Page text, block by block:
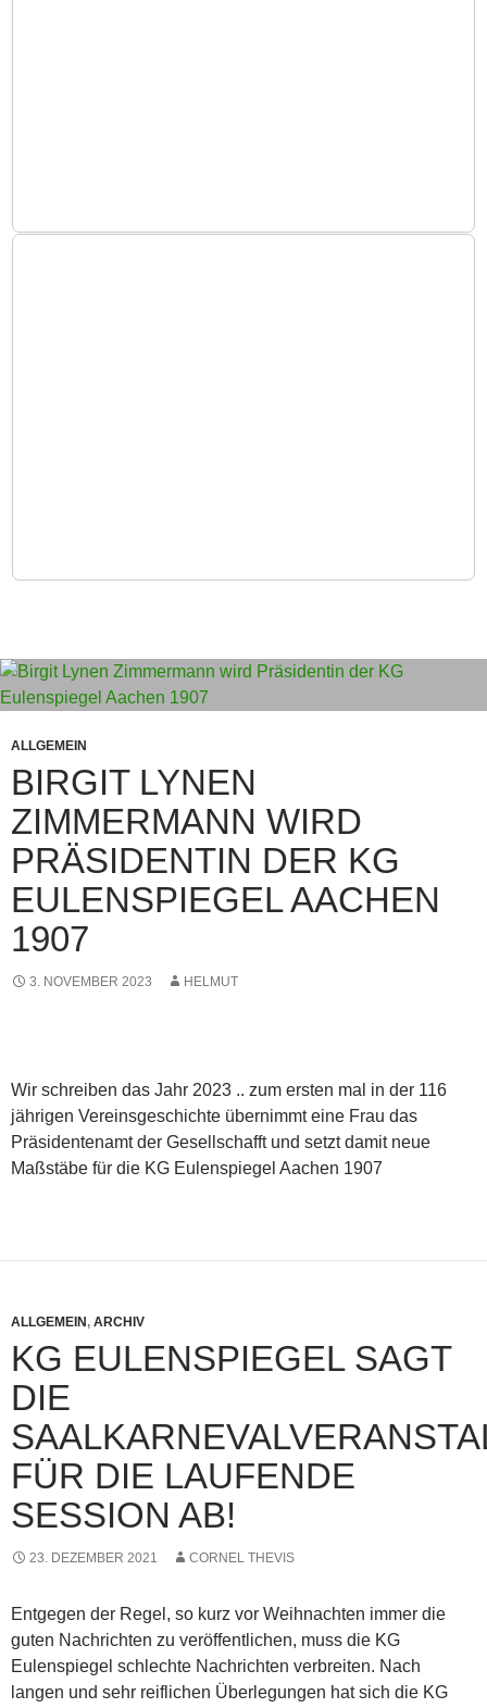
ALLGEMEIN
BIRGIT LYNEN
ZIMMERMANN WIRD
PRÄSIDENTIN DER KG
EULENSPIEGEL AACHEN
1907
3. NOVEMBER 2023 HELMUT
Wir schreiben das Jahr 2023 .. zum ersten mal in der 116
jährigen Vereinsgeschichte übernimmt eine Frau das
Präsidentenamt der Gesellschafft und setzt damit neue
Maßstäbe für die KG Eulenspiegel Aachen 1907
ALLGEMEIN , ARCHIV
KG EULENSPIEGEL SAGT
DIE
FÜR DIE LAUFENDE
SESSION AB!
23. DEZEMBER 2021 CORNEL THEVIS
Entgegen der Regel, so kurz vor Weihnachten immer die
guten Nachrichten zu veröffentlichen, muss die KG
Eulenspiegel schlechte Nachrichten verbreiten. Nach
langen und sehr reiflichen Überlegungen hat sich die KG